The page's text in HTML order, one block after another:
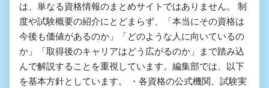
は、単なる資格情報のまとめサイトではありません。 制
度や試験概要の紹介にとどまらず、「本当にその資格は
今後も価値があるのか」「どのような人に向いているの
か」「取得後のキャリアはどう広がるのか」まで踏み込
んで解説することを重視しています。編集部では、以下
を基本方針としています。 ・各資格の公式機関、試験実